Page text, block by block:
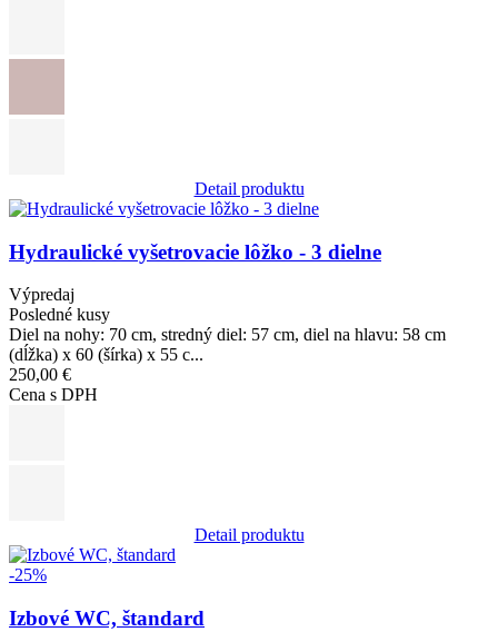
Detail produktu
Obrázok
Hydraulické vyšetrovacie lôžko - 3 dielne
Výpredaj
Posledné kusy
Diel na nohy: 70 cm, stredný diel: 57 cm, diel na hlavu: 58 cm
(dĺžka) x 60 (šírka) x 55 c...
250,00 €
Cena s DPH
Detail produktu
Obrázok
-25%
Izbové WC, štandard